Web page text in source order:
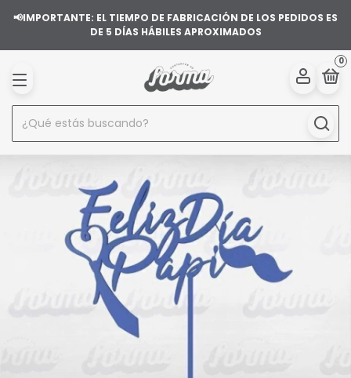
📢IMPORTANTE: EL TIEMPO DE FABRICACIÓN DE LOS PEDIDOS ES
DE 5 DÍAS HÁBILES APROXIMADOS
0